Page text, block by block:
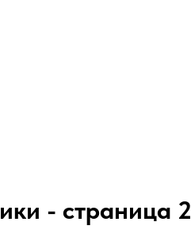
- страница 2